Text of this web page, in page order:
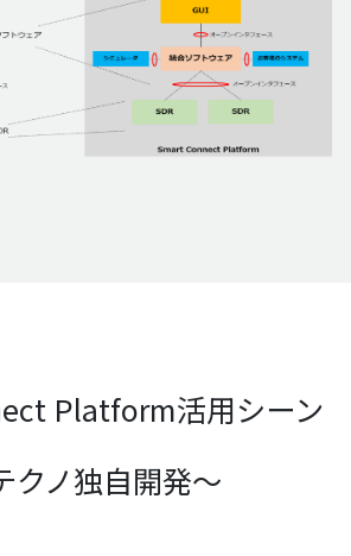
Platform活用シーン
クノ独自開発～